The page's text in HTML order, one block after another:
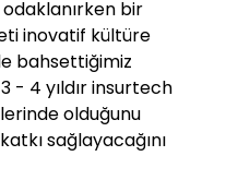
odaklanırken bir
inovatif kültüre
bahsettiğimiz
- 4 yıldır insurtech
olduğunu
sağlayacağını